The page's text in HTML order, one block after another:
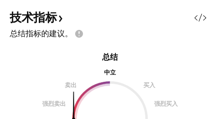
技术指标
总结指标的建议。
总结
中立
卖出
买入
强烈卖出 强烈买入